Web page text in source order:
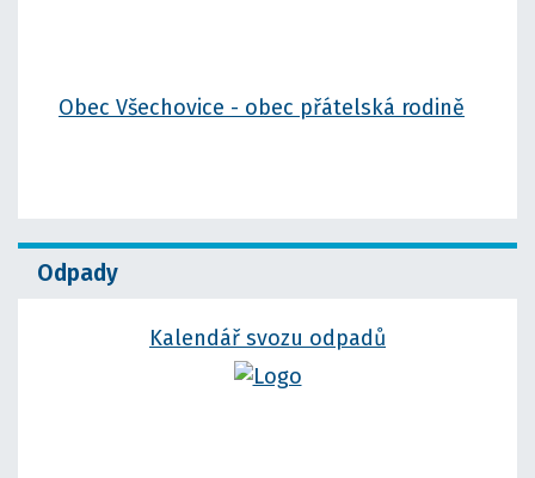
Obec Všechovice - obec přátelská rodině
Odpady
Kalendář svozu odpadů